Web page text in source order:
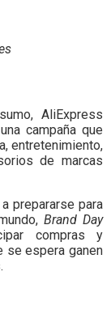
AliExpress
campaña que
entretenimiento,
de marcas
prepararse para
Brand Day
compras y
se espera ganen